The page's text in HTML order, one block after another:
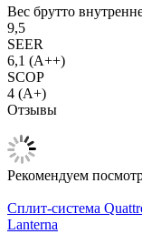
Вес брутто
9,5
SEER
6,1 (A++)
SCOP
4 (A+)
Отзывы
Рекомендуем
Сплит-система
Lanterna